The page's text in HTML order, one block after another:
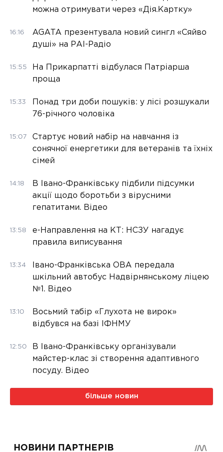
можна отримувати через «Дія.Картку»
16:16
AGATA презентувала новий сингл «Сяйво
душі» на РАІ-Радіо
15:55
На Прикарпатті відбулася Патріарша
проща
15:33
Понад три доби пошуків: у лісі розшукали
76-річного чоловіка
15:07
Стартує новий набір на навчання із
сонячної енергетики для ветеранів та їхніх
сімей
14:18
В Івано-Франківську підбили підсумки
акції щодо боротьби з вірусними
гепатитами. Відео
13:58
е-Направлення на КТ: НСЗУ нагадує
правила виписування
13:34
Івано-Франківська ОВА передала
шкільний автобус Надвірнянському ліцею
№1. Відео
13:10
Восьмий табір «Глухота не вирок»
відбувся на базі ІФНМУ
12:50
В Івано-Франківську організували
майстер-клас зі створення адаптивного
посуду. Відео
більше новин